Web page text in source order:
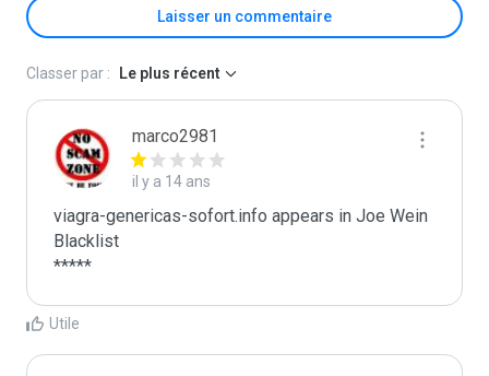
Laisser un commentaire
Classer par : Le plus récent
marco2981
il y a 14 ans
viagra-genericas-sofort.info appears in Joe Wein
Blacklist
*****
Utile